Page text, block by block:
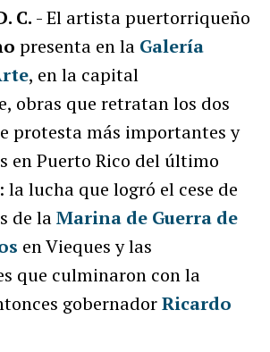
C. - El artista puertorriqueño
presenta en la Galería
, en la capital
obras que retratan los dos
protesta más importantes y
Puerto Rico del último
lucha que logró el cese de
de laMarina de Guerra de
en Vieques y las
que culminaron con la
gobernadorRicardo